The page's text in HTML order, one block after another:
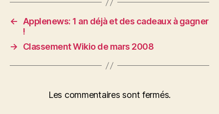
← Applenews: 1 an déjà et des cadeaux à gagner
!
→
Classement Wikio de mars 2008
Les commentaires sont fermés.